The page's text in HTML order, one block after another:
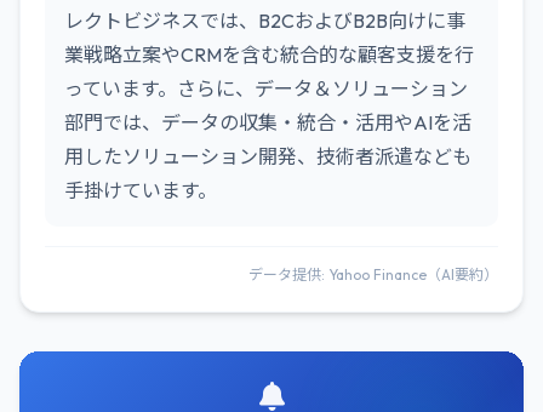
レクトビジネスでは、B2CおよびB2B向けに事
業戦略立案やCRMを含む統合的な顧客支援を行
っています。さらに、データ＆ソリューション
部門では、データの収集・統合・活用やAIを活
用したソリューション開発、技術者派遣なども
手掛けています。
データ提供: Yahoo Finance（AI要約）